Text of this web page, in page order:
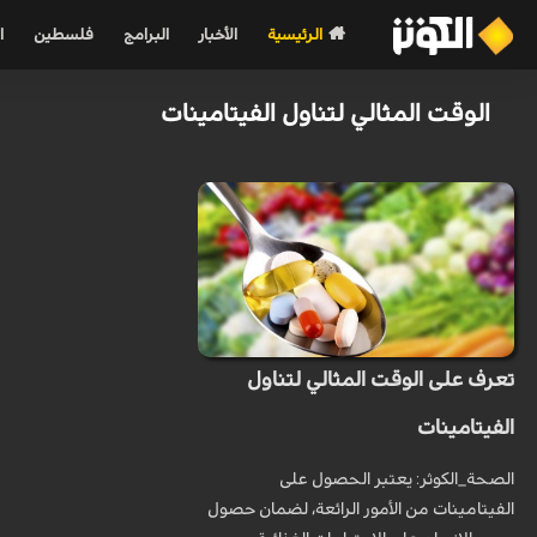
الرئيسية الأخبار البرامج فلسطين
الوقت المثالي لتناول الفيتامينات
تعرف على الوقت المثالي لتناول
الفيتامينات
الصحة_الكوثر: يعتبر الحصول على
الفيتامينات من الأمور الرائعة، لضمان حصول